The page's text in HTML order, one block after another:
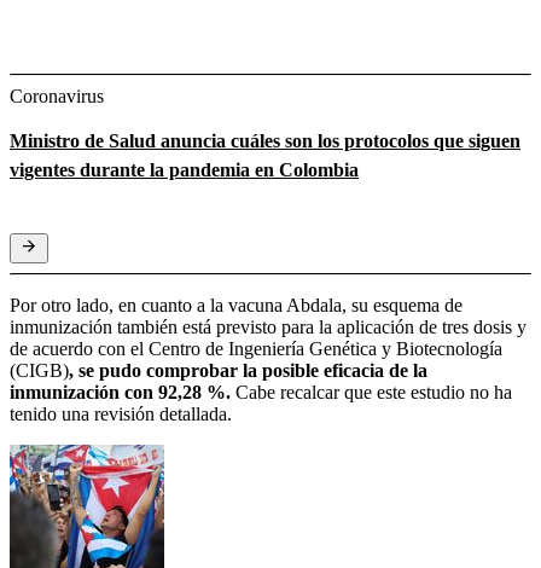
Coronavirus
Ministro de Salud anuncia cuáles son los protocolos que siguen
vigentes durante la pandemia en Colombia
Por otro lado, en cuanto a la vacuna Abdala, su esquema de
inmunización también está previsto para la aplicación de tres dosis y
de acuerdo con el Centro de Ingeniería Genética y Biotecnología
(CIGB), se pudo comprobar la posible eficacia de la
inmunización con 92,28 %. Cabe recalcar que este estudio no ha
tenido una revisión detallada.